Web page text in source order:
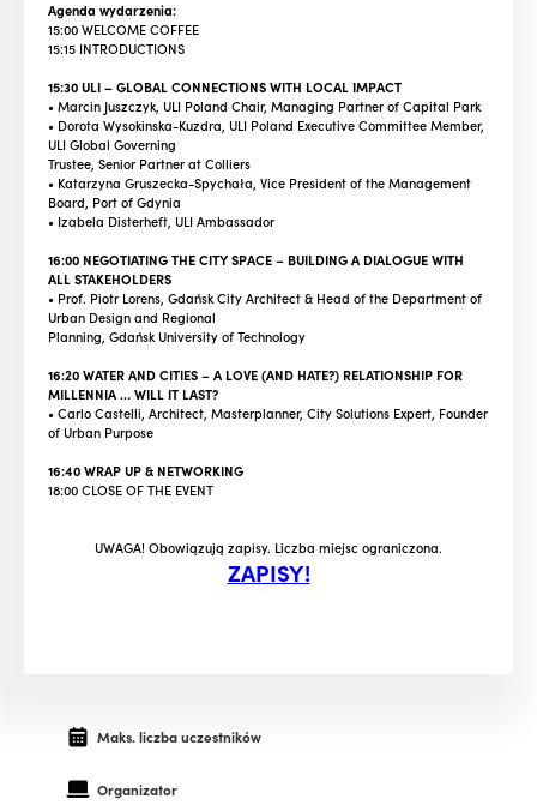
Agenda wydarzenia:
15:00 WELCOME COFFEE
15:15 INTRODUCTIONS
15:30 ULI – GLOBAL CONNECTIONS WITH LOCAL IMPACT
• Marcin Juszczyk, ULI Poland Chair, Managing Partner of Capital Park
• Dorota Wysokinska-Kuzdra, ULI Poland Executive Committee Member,
ULI Global Governing
Trustee, Senior Partner at Colliers
• Katarzyna Gruszecka-Spychała, Vice President of the Management
Board, Port of Gdynia
• Izabela Disterheft, ULI Ambassador
16:00 NEGOTIATING THE CITY SPACE – BUILDING A DIALOGUE WITH
ALL STAKEHOLDERS
• Prof. Piotr Lorens, Gdańsk City Architect & Head of the Department of
Urban Design and Regional
Planning, Gdańsk University of Technology
16:20 WATER AND CITIES – A LOVE (AND HATE?) RELATIONSHIP FOR
MILLENNIA … WILL IT LAST?
• Carlo Castelli, Architect, Masterplanner, City Solutions Expert, Founder
of Urban Purpose
16:40 WRAP UP & NETWORKING
18:00 CLOSE OF THE EVENT
UWAGA! Obowiązują zapisy. Liczba miejsc ograniczona.
ZAPISY!
Maks. liczba uczestników
Organizator